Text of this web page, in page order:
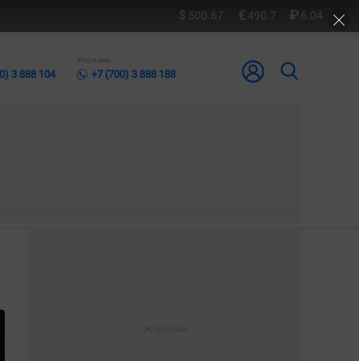
500.67 490.7 6.04
3 888 104
Жарнама
+7 (700) 3 888 188